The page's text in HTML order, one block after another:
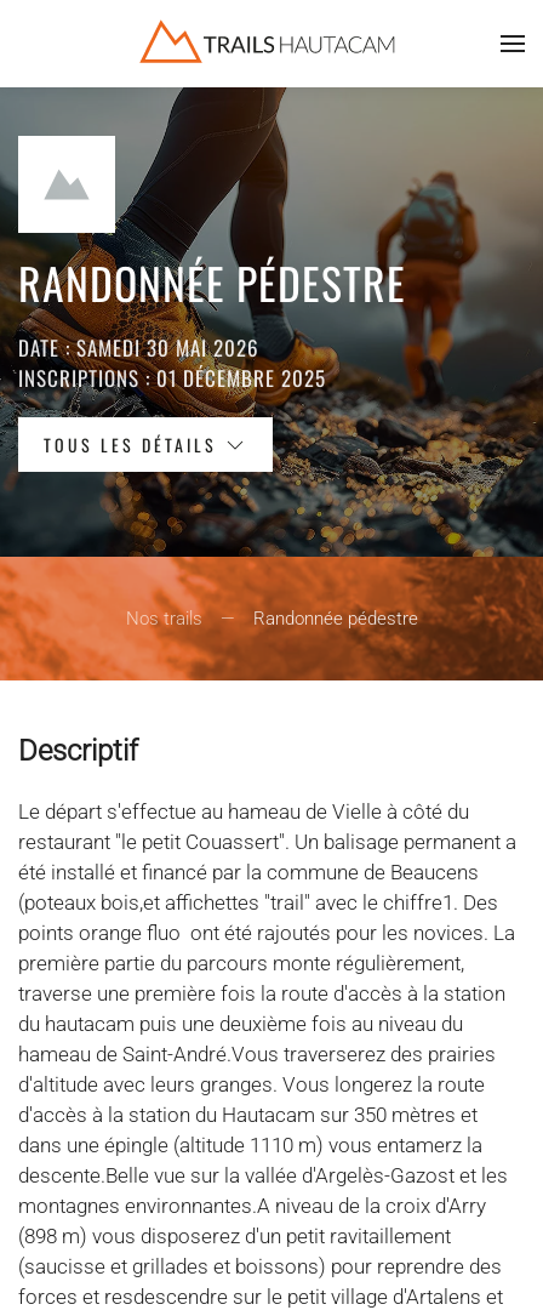
Accéder au contenu principal
RANDONNÉE PÉDESTRE
DATE : SAMEDI 30 MAI 2026
INSCRIPTIONS : 01 DÉCEMBRE 2025
TOUS LES DÉTAILS
Nos trails Randonnée pédestre
Descriptif
Le départ s'effectue au hameau de Vielle à côté du
restaurant "le petit Couassert". Un balisage permanent a
été installé et financé par la commune de Beaucens
(poteaux bois,et affichettes "trail" avec le chiffre1. Des
points orange fluo ont été rajoutés pour les novices. La
première partie du parcours monte régulièrement,
traverse une première fois la route d'accès à la station
du hautacam puis une deuxième fois au niveau du
hameau de Saint-André.Vous traverserez des prairies
d'altitude avec leurs granges. Vous longerez la route
d'accès à la station du Hautacam sur 350 mètres et
dans une épingle (altitude 1110 m) vous entamerz la
descente.Belle vue sur la vallée d'Argelès-Gazost et les
montagnes environnantes.A niveau de la croix d'Arry
(898 m) vous disposerez d'un petit ravitaillement
(saucisse et grillades et boissons) pour reprendre des
forces et resdescendre sur le petit village d'Artalens et